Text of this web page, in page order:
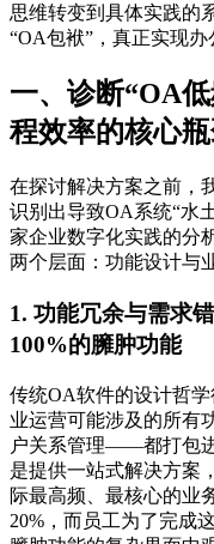
思维转变到具体实践的
“OA包袱”，真正实现办
一、诊断“OA
程效率的核心
在探讨解决方案之前，
识别出导致OA系统“水
家企业数字化实践的分
两个层面：功能设计与
1. 功能冗余与需求
100%的臃肿功能
传统OA软件的设计哲
业运营可能涉及的所
户关系管理——都打包
是提供一站式解决方案
际最高频、最核心的业
20%，而员工为了完成